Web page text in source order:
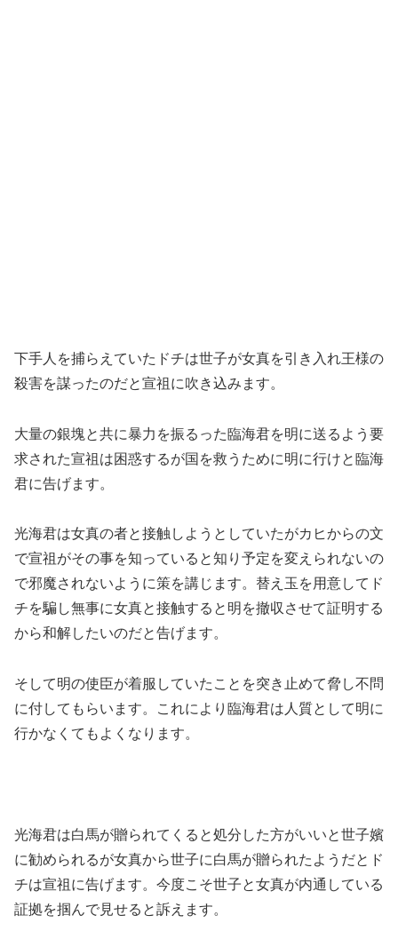
下手人を捕らえていたドチは世子が女真を引き入れ王様の
殺害を謀ったのだと宣祖に吹き込みます。
大量の銀塊と共に暴力を振るった臨海君を明に送るよう要
求された宣祖は困惑するが国を救うために明に行けと臨海
君に告げます。
光海君は女真の者と接触しようとしていたがカヒからの文
で宣祖がその事を知っていると知り予定を変えられないの
で邪魔されないように策を講じます。替え玉を用意してド
チを騙し無事に女真と接触すると明を撤収させて証明する
から和解したいのだと告げます。
そして明の使臣が着服していたことを突き止めて脅し不問
に付してもらいます。これにより臨海君は人質として明に
行かなくてもよくなります。
光海君は白馬が贈られてくると処分した方がいいと世子嬪
に勧められるが女真から世子に白馬が贈られたようだとド
チは宣祖に告げます。今度こそ世子と女真が内通している
証拠を掴んで見せると訴えます。